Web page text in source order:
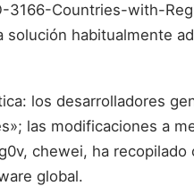
Countries-with-
habitualmente
los desarrolladores
las modificaciones a
chewei, ha recopilado
global.